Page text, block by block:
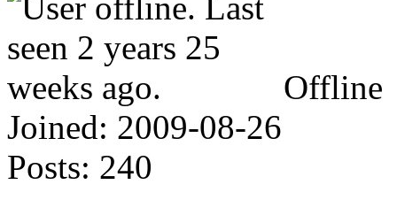
Offline
Joined: 2009-08-26
Posts: 240